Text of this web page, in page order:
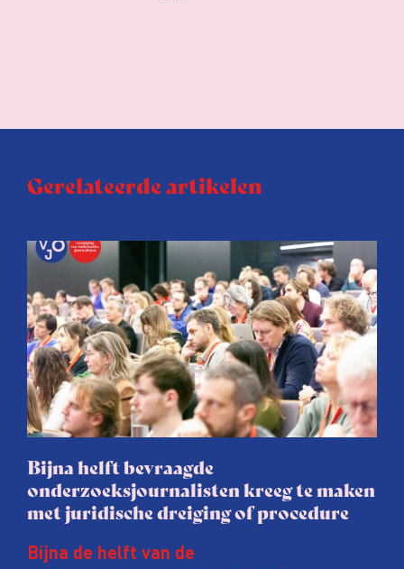
Gerelateerde artikelen
Bijna helft bevraagde
onderzoeksjournalisten kreeg te maken
met juridische dreiging of procedure
Bijna de helft van de